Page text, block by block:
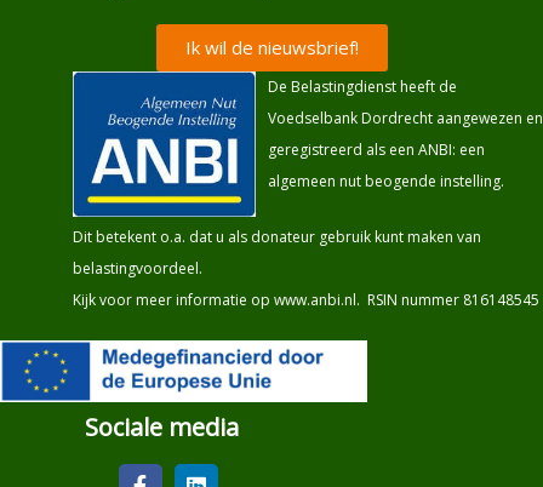
Ik wil de nieuwsbrief!
De Belastingdienst heeft de
Voedselbank Dordrecht aangewezen en
geregistreerd als een ANBI: een
algemeen nut beogende instelling.
Dit betekent o.a. dat u als donateur gebruik kunt maken van
belastingvoordeel.
Kijk voor meer informatie op www.anbi.nl. RSIN nummer 816148545
Sociale media